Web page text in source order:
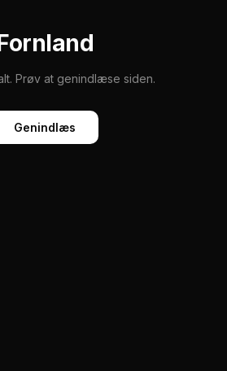
Prøv at genindlæse siden.
Genindlæs